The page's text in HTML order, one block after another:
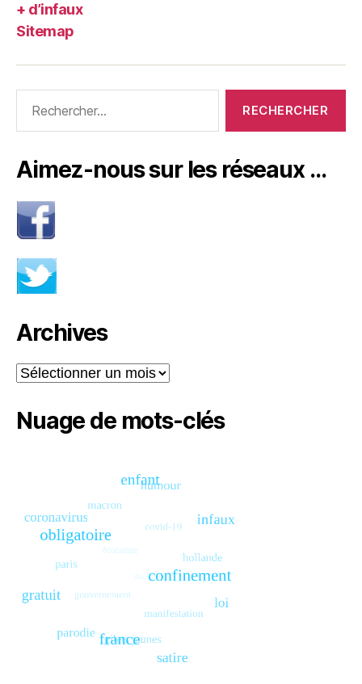
+ d’infaux
Sitemap
Aimez-nous sur les réseaux …
Archives
Archives
Nuage de mots-clés